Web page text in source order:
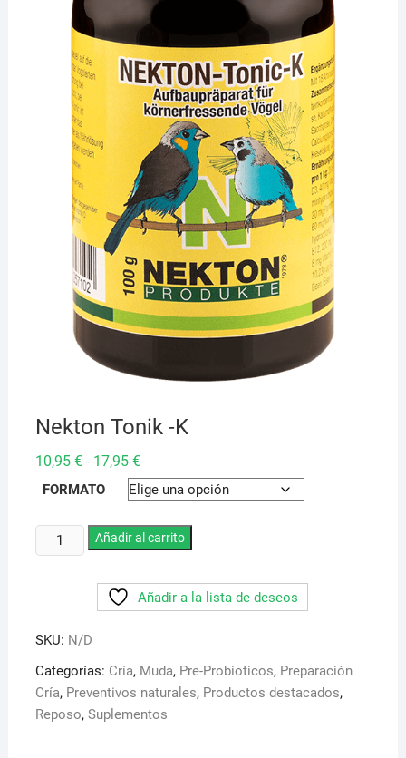
Nekton Tonik -K
10,95 € - 17,95 €Rango
precios:
desde
hasta
17,95 €
FORMATO
Nekton
Tonik
Añadir al carrito
Añadir a la lista de deseos
SKU: N/D
Categorías: Cría, Muda, Pre-Probioticos, Preparación
Cría, Preventivos naturales, Productos destacados,
Reposo, Suplementos